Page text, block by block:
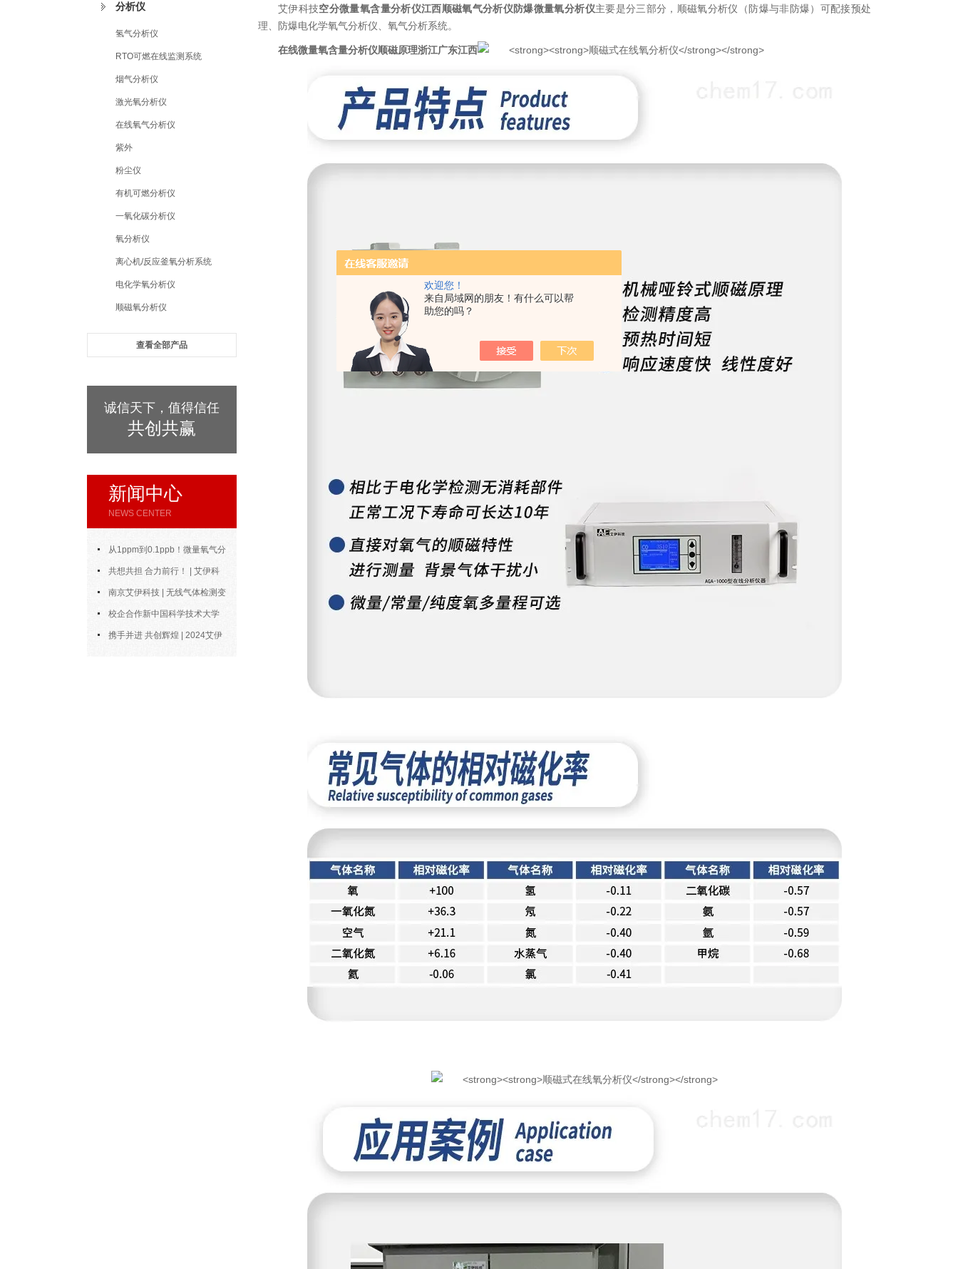
欢迎您！
来自局域网的朋友！有什么可以帮
助您的吗？
分析仪
氢气分析仪
RTO可燃在线监测系统
烟气分析仪
激光氧分析仪
在线氧气分析仪
紫外
粉尘仪
有机可燃分析仪
一氧化碳分析仪
氧分析仪
离心机/反应釜氧分析系统
电化学氧分析仪
顺磁氧分析仪
查看全部产品
诚信天下，值得信任
共创共赢
新闻中心
NEWS CENTER
从1ppm到0.1ppb！微量氧气分
析仪的测量范围与精度到底能做到
多好？
共想共担 合力前行！ | 艾伊科
技2025年中合伙人会议圆满召开
南京艾伊科技 | 无线气体检测变
送器：无线通信，智控安全新风向
校企合作新中国科学技术大学
博士陶永会出任南京艾伊公司“科
携手并进 共创辉煌 | 2024艾伊
艾伊科技空分微量氧含量分析仪江西顺磁氧气分析仪防爆微量氧分析仪主要是分三部分，顺磁氧分析仪（防爆与非防爆）可配接预处
理、防爆电化学氧气分析仪、氧气分析系统。
在线微量氧含量分析仪顺磁原理浙江广东江西